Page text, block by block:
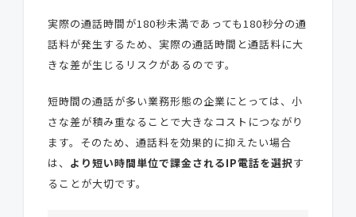
実際の通話時間が180秒未満であっても180秒分の通
話料が発生するため、実際の通話時間と通話料に大
きな差が生じるリスクがあるのです。
短時間の通話が多い業務形態の企業にとっては、小
さな差が積み重なることで大きなコストにつながり
ます。そのため、通話料を効果的に抑えたい場合
は、 より短い時間単位で課金されるIP電話を選択す
ることが大切です。